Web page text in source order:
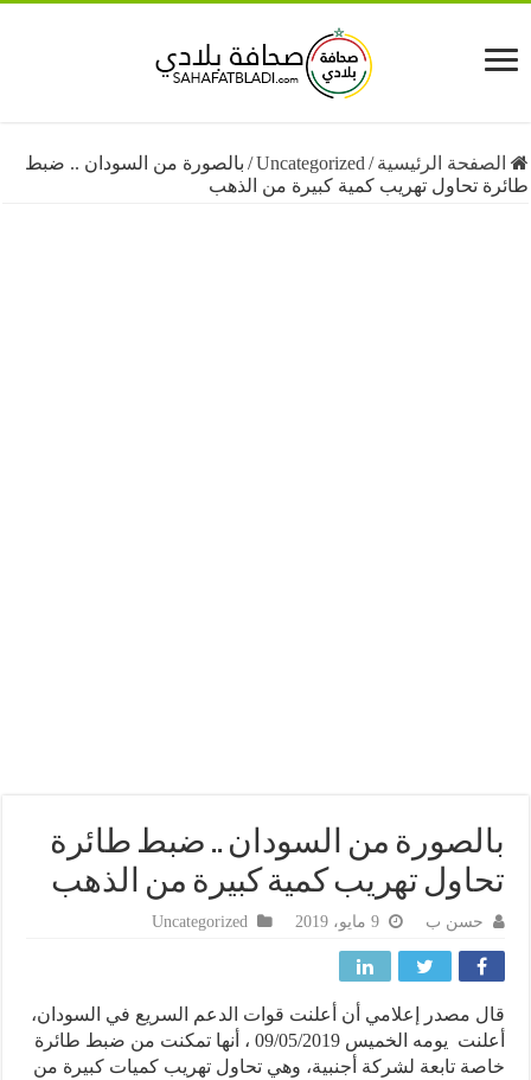
الرئيسية /
Uncategorized
/بالصورة من السودان .. ضبط
تحاول تهريب كمية كبيرة من الذهب
من السودان .. ضبط طائرة
تهريب كمية كبيرة من الذهب
حسن ب Uncategorized
مصدر إعلامي أن أعلنت قوات الدعم السريع في السودان،
أعلنت يومه الخميس 09/05/2019 ، أنها تمكنت من ضبط طائرة
تابعة لشركة أجنبية، وهي تحاول تهريب كميات كبيرة من